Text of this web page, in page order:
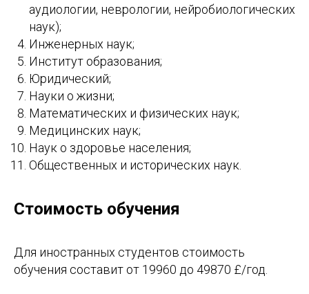
аудиологии, неврологии, нейробиологических
наук);
Инженерных наук;
Институт образования;
Юридический;
Науки о жизни;
Математических и физических наук;
Медицинских наук;
Наук о здоровье населения;
Общественных и исторических наук.
Стоимость обучения
Для иностранных студентов стоимость
обучения составит от 19960 до 49870 £/год.